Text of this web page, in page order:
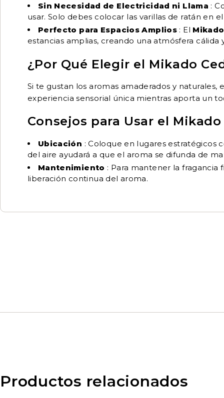
Sin Necesidad de Electricidad ni Llama :
usar. Solo debes colocar las varillas de ratán en
Perfecto para Espacios Amplios : El
estancias amplias, creando una atmósfera cálida
¿Por Qué Elegir el Mikado
Si te gustan los aromas amaderados y naturales,
experiencia sensorial única mientras aporta un
Consejos para Usar el Mikado
Ubicación : Coloque en lugares estratégicos
del aire ayudará a que el aroma se difunda de
Mantenimiento : Para mantener la fragancia
liberación continua del aroma.
Productos relacionados